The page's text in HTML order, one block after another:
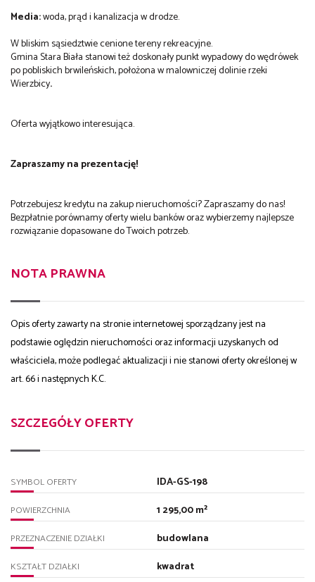
Media:woda, prąd i kanalizacja w drodze.
W bliskim sąsiedztwie cenione tereny rekreacyjne.
Gmina Stara Biała stanowi też doskonały punkt wypadowy do wędrówek
po pobliskich brwileńskich, położona w malowniczej dolinie rzeki
Wierzbicy.
Oferta wyjątkowo interesująca.
Zapraszamy na prezentację!
Potrzebujesz kredytu na zakup nieruchomości? Zapraszamy do nas!
Bezpłatnie porównamy oferty wielu banków oraz wybierzemy najlepsze
rozwiązanie dopasowane do Twoich potrzeb.
NOTA PRAWNA
Opis oferty zawarty na stronie internetowej sporządzany jest na
podstawie oględzin nieruchomości oraz informacji uzyskanych od
właściciela, może podlegać aktualizacji i nie stanowi oferty określonej w
art. 66 i następnych K.C.
SZCZEGÓŁY OFERTY
SYMBOL OFERTY IDA-GS-198
POWIERZCHNIA 1 295,00 m²
PRZEZNACZENIE DZIAŁKI budowlana
KSZTAŁT DZIAŁKI kwadrat